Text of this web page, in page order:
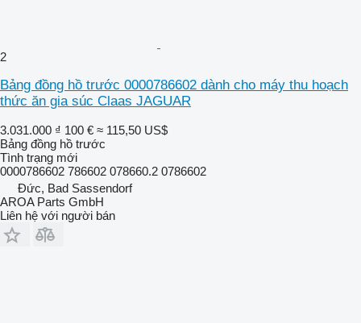
2
Bảng đồng hồ trước 0000786602 dành cho máy thu hoạch
thức ăn gia súc Claas JAGUAR
3.031.000 ₫ 100 € ≈ 115,50 US$
Bảng đồng hồ trước
Tình trạng mới
0000786602 786602 078660.2 0786602
Đức, Bad Sassendorf
AROA Parts GmbH
Liên hệ với người bán